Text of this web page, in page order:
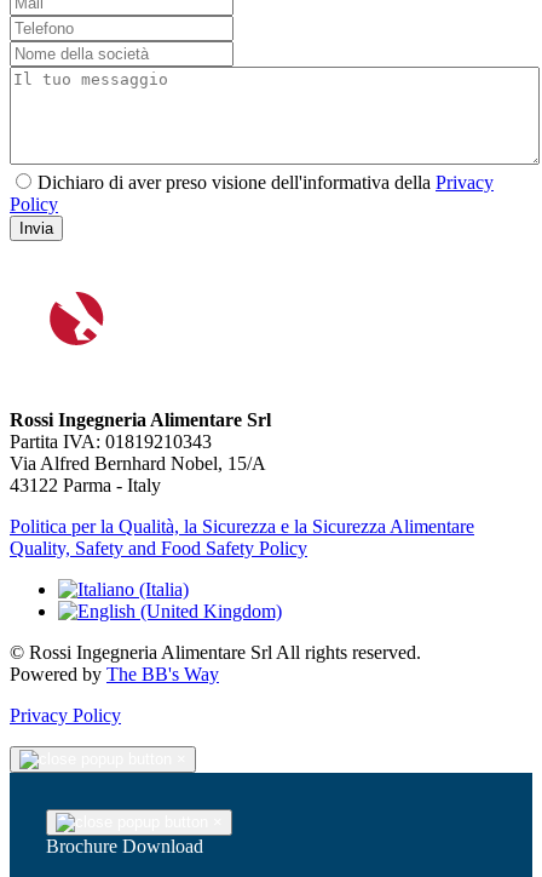
Dichiaro di aver preso visione dell'informativa della Privacy
Policy
Invia
Rossi Ingegneria Alimentare Srl
Partita IVA: 01819210343
Via Alfred Bernhard Nobel, 15/A
43122 Parma - Italy
Politica per la Qualità, la Sicurezza e la Sicurezza Alimentare
Quality, Safety and Food Safety Policy
© Rossi Ingegneria Alimentare Srl All rights reserved.
Powered by The BB's Way
Privacy Policy
Brochure Download